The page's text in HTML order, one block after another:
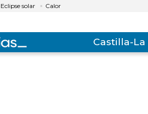
Eclipse solar Calor
Castilla-